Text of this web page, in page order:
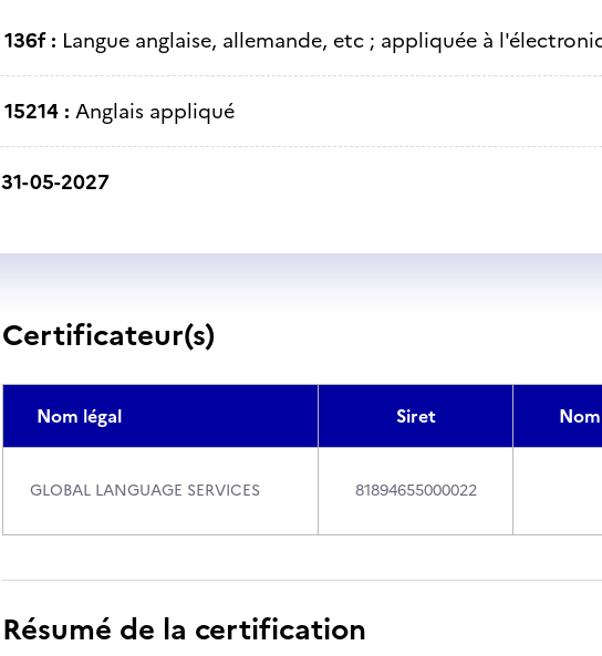
136f : Langue anglaise, allemande, etc ; appliquée à
15214 : Anglais appliqué
31-05-2027
Certificateur(s)
Nom légal Siret
GLOBAL LANGUAGE SERVICES 81894655000022
Résumé de la certification